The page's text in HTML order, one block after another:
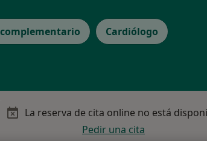
Cardiólogo
La reserva de cita online no está
Pedir una cita